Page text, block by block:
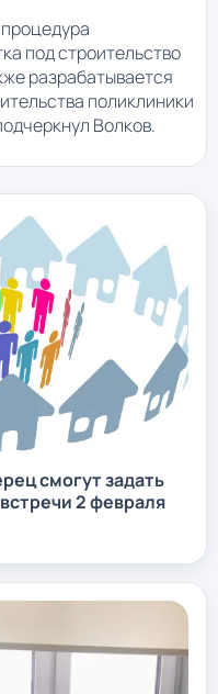
под строительство
разрабатывается
поликлиники
Волков.
смогут задать
2 февраля